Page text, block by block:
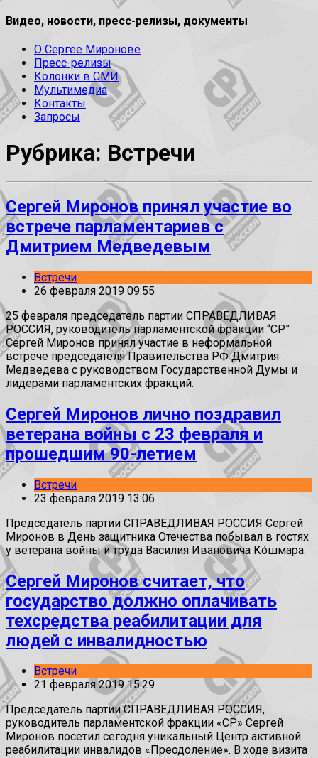
Видео, новости, пресс-релизы, документы
О Сергее Миронове
Пресс-релизы
Колонки в СМИ
Мультимедиа
Контакты
Запросы
Рубрика: Встречи
Сергей Миронов принял участие во
встрече парламентариев с
Дмитрием Медведевым
Встречи
26 февраля 2019 09:55
25 февраля председатель партии СПРАВЕДЛИВАЯ
РОССИЯ, руководитель парламентской фракции “СР”
Сергей Миронов принял участие в неформальной
встрече председателя Правительства РФ Дмитрия
Медведева с руководством Государственной Думы и
лидерами парламентских фракций.
Сергей Миронов лично поздравил
ветерана войны с 23 февраля и
прошедшим 90-летием
Встречи
23 февраля 2019 13:06
Председатель партии СПРАВЕДЛИВАЯ РОССИЯ Сергей
Миронов в День защитника Отечества побывал в гостях
у ветерана войны и труда Василия Ивановича Ко́шмара.
Сергей Миронов считает, что
государство должно оплачивать
техсредства реабилитации для
людей с инвалидностью
Встречи
21 февраля 2019 15:29
Председатель партии СПРАВЕДЛИВАЯ РОССИЯ,
руководитель парламентской фракции «СР» Сергей
Миронов посетил сегодня уникальный Центр активной
реабилитации инвалидов «Преодоление». В ходе визита